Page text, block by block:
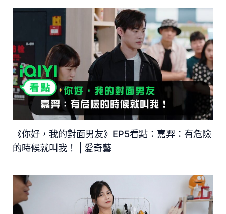
《你好，我的對面男友》EP5看點：嘉羿：有危險
的時候就叫我！ | 愛奇藝